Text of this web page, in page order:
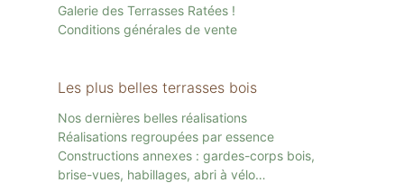
Galerie des Terrasses Ratées !
Conditions générales de vente
Les plus belles terrasses bois
Nos dernières belles réalisations
Réalisations regroupées par essence
Constructions annexes : gardes-corps bois,
brise-vues, habillages, abri à vélo…